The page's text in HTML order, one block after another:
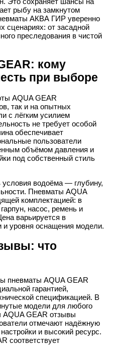
рыбу на замкнутом
АКВА ГИР уверенно
сценариях: от засадной
преследования в чистой
кому
при выборе
AQUA GEAR
так и на опытных
с лёгким усилием
не требует особой
обеспечивает
пользователи
объёмом давления и
под собственный стиль
водоёма — глубину,
Пневматы AQUA
комплектацией: в
насос, ремень и
варьируется в
и уровня оснащения модели.
что
пневматы AQUA GEAR
гарантией,
спецификацией. В
модели для любого
AQUA GEAR отзывы
отмечают надёжную
и высокий ресурс.
соответствует